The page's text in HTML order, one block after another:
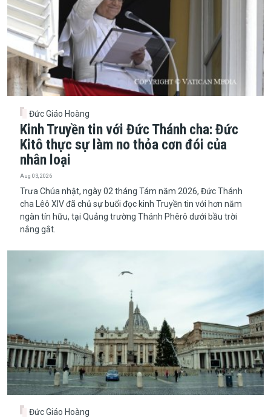
Đức Giáo Hoàng
Kinh Truyền tin với Đức Thánh cha: Đức
Kitô thực sự làm no thỏa cơn đói của
nhân loại
Aug 03, 2026
Trưa Chúa nhật, ngày 02 tháng Tám năm 2026, Đức Thánh
cha Lêô XIV đã chủ sự buổi đọc kinh Truyền tin với hơn năm
ngàn tín hữu, tại Quảng trường Thánh Phêrô dưới bầu trời
nắng gắt.
Đức Giáo Hoàng